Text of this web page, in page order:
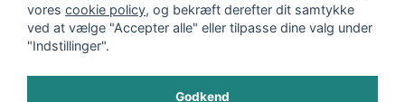
vores cookie policy, og bekræft derefter dit samtykke
ved at vælge "Accepter alle" eller tilpasse dine valg under
"Indstillinger".
Godkend